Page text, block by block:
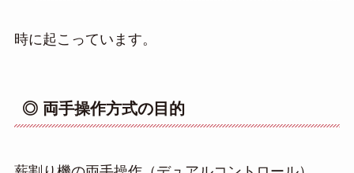
時に起こっています。
◎ 両手操作方式の目的